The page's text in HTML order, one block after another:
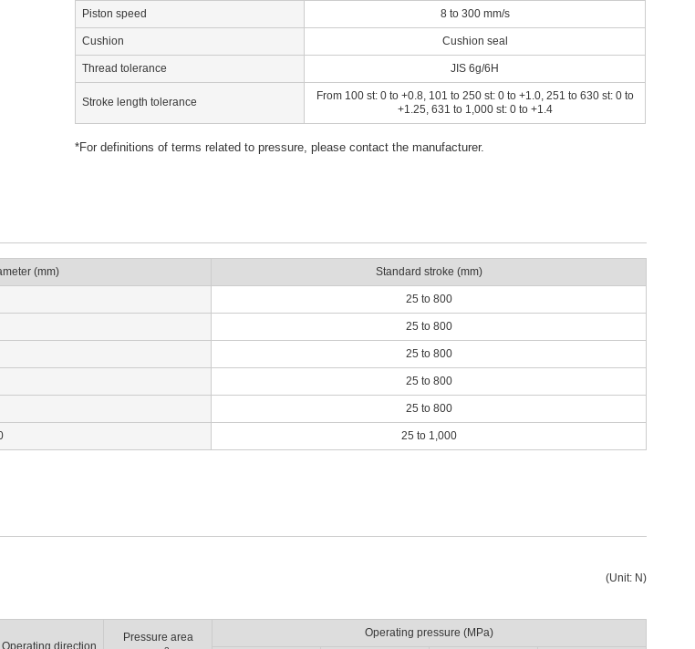
Piston speed 8 to 300 mm/s
Cushion Cushion seal
Thread tolerance JIS 6g/6H
Stroke length tolerance
From 100 st: 0 to +0.8, 101 to 250 st: 0 to +1.0, 251 to 630 st: 0 to
+1.25, 631 to 1,000 st: 0 to +1.4
*For definitions of terms related to pressure, please contact the manufacturer.
(mm) Standard stroke (mm)
25 to 800
25 to 800
25 to 800
25 to 800
25 to 800
25 to 1,000
(Unit: N)
Operating direction
Pressure area
Operating pressure (MPa)